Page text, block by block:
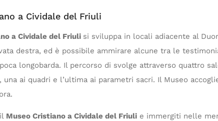
a Cividale del Friuli
a Cividale del Friuli si sviluppa in locali adiacente al
destra, ed è possibile ammirare alcune tra le
longobarda. Il percorso di svolge attraverso quattro
una ai quadri e l’ultima ai parametri sacri. Il Museo
Museo Cristiano a Cividale del Friuli e immergiti nelle